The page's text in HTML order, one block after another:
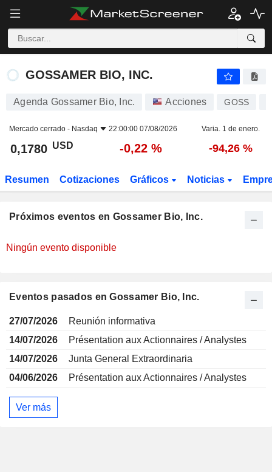
GOSSAMER BIO, INC.
GOSSAMER BIO, INC.
Agenda Gossamer Bio, Inc. Acciones GOSS
Mercado cerrado - Nasdaq 22:00:00 07/08/2026 Varia. 1 de enero.
0,1780 USD -0,22 % -94,26 %
Resumen Cotizaciones Gráficos Noticias
Próximos eventos en Gossamer Bio, Inc.
Ningún evento disponible
Eventos pasados en Gossamer Bio, Inc.
27/07/2026
Reunión informativa
14/07/2026
Présentation aux Actionnaires / Analystes
14/07/2026
Junta General Extraordinaria
04/06/2026
Présentation aux Actionnaires / Analystes
Ver más